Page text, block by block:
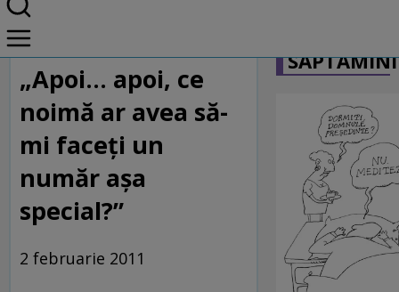
Home
Dileme on-line
„Apoi... apoi, ce
noimă ar avea să-
mi faceţi un
număr aşa
special?”
2 februarie 2011